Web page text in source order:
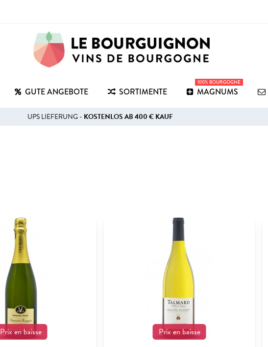
GUTE ANGEBOTE SORTIMENTE MAGNUMS
100% BOURGOGNE
UPS LIEFERUNG - KOSTENLOS AB 400 € KAUF
Prix en baisse Prix en baisse